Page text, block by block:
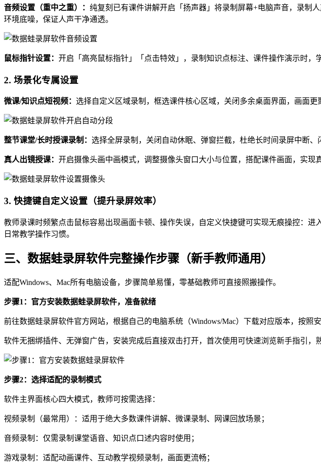
音频设置（重中之重）： 纯复刻已有课件讲解开启「扬声器」将录制屏幕+电脑声音，录制
环境底噪，保证人声干净通透。
鼠标指针设置： 开启「高亮鼠标指针」「点击特效」，录制知识点标注、课件操作演示时，
2. 场景化专属设置
微课/知识点短视频： 选择自定义区域录制，框选课件核心区域，关闭多余桌面界面，画面更
整节课堂/长时授课录制： 选择全屏录制，关闭自动休眠、弹窗拦截，杜绝长时间录屏中断、
真人出镜授课： 开启摄像头画中画模式，调整摄像头窗口大小与位置，搭配课件画面，实现
3. 快捷键自定义设置（提升录屏效率）
教师录课时频繁点击鼠标容易出现画面卡顿、操作失误，自定义快捷键可实现无痕操控：
日常教学操作习惯。
三、数据蛙录屏软件完整操作步骤（新手教师通用）
适配Windows、Mac所有电脑设备，步骤简单易懂，零基础教师可直接照搬操作。
步骤1：官方安装数据蛙录屏软件，准备就绪
前往数据蛙录屏软件官方网站，根据自己的电脑系统（Windows/Mac）下载对应版本，按照
软件无捆绑插件、无弹窗广告，安装完成后直接双击打开，首次使用可快速浏览新手指引，
步骤2：选择适配的录制模式
软件主界面核心四大模式，教师可按需选择：
视频录制（最常用）：适用于绝大多数课件讲解、微课录制、网课回放场景；
音频录制：仅需录制课堂语音、知识点口述内容时使用；
游戏录制：适配动画课件、互动教学视频录制，画面更流畅；